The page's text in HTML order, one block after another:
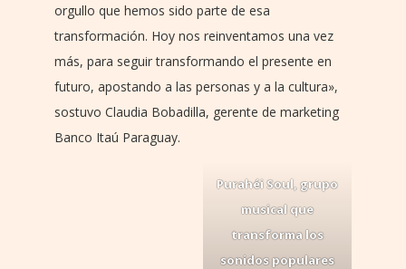
orgullo que hemos sido parte de esa
transformación. Hoy nos reinventamos una vez
más, para seguir transformando el presente en
futuro, apostando a las personas y a la cultura»,
sostuvo Claudia Bobadilla, gerente de marketing
Banco Itaú Paraguay.
Purahéi Soul, grupo
musical que
transforma los
sonidos populares